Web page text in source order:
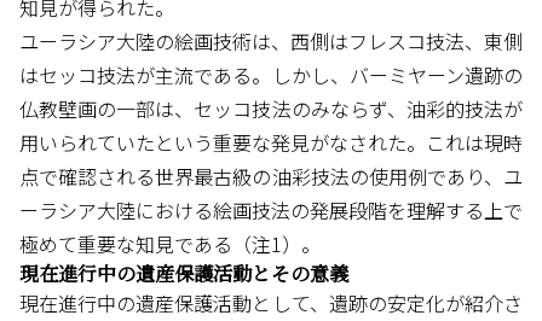
知見が得られた。
ユーラシア大陸の絵画技術は、西側はフレスコ技法、東側
はセッコ技法が主流である。しかし、バーミヤーン遺跡の
仏教壁画の一部は、セッコ技法のみならず、油彩的技法が
用いられていたという重要な発見がなされた。これは現時
点で確認される世界最古級の油彩技法の使用例であり、ユ
ーラシア大陸における絵画技法の発展段階を理解する上で
極めて重要な知見である（注1）。
現在進行中の遺産保護活動とその意義
現在進行中の遺産保護活動として、遺跡の安定化が紹介さ